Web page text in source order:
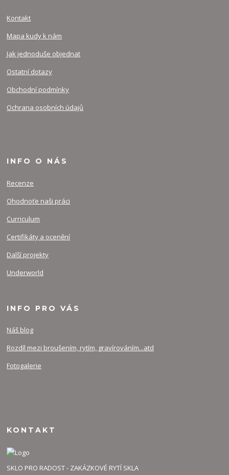
Kontakt
Mapa kudy k nám
Jak jednoduše objednat
Ostatní dotazy
Obchodní podmínky
Ochrana osobních údajů
INFO O NÁS
Recenze
Ohodnoťe naši práci
Curriculum
Certifikáty a ocenění
Další projekty
Underworld
INFO PRO VÁS
Náš blog
Rozdíl mezi broušením, rytím, gravírováním...atd
Fotogalerie
KONTAKT
SKLO PRO RADOST - ZAKÁZKOVÉ RYTÍ SKLA